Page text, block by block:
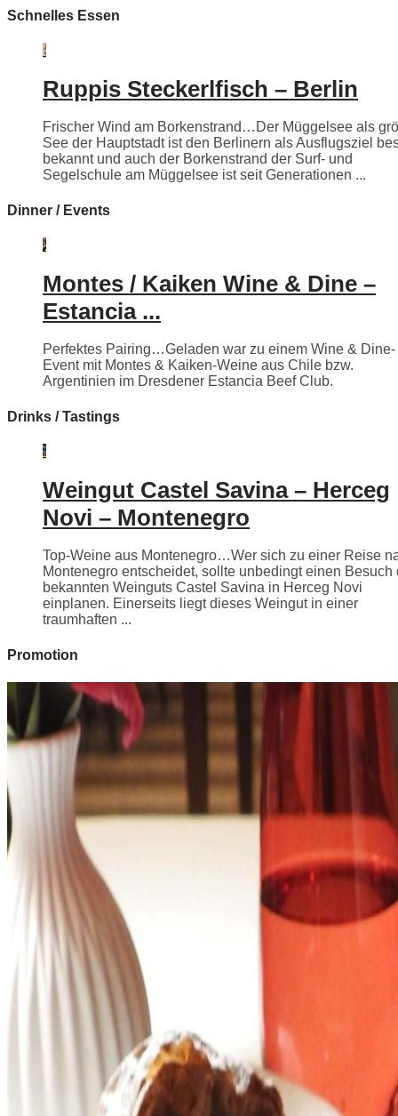
Schnelles Essen
Ruppis Steckerlfisch – Berlin
Frischer Wind am Borkenstrand…Der Müggelsee als
See der Hauptstadt ist den Berlinern als Ausflugsziel
bekannt und auch der Borkenstrand der Surf- und
Segelschule am Müggelsee ist seit Generationen ...
Dinner / Events
Montes / Kaiken Wine & Dine –
Estancia ...
Perfektes Pairing…Geladen war zu einem Wine & Dine-
Event mit Montes & Kaiken-Weine aus Chile bzw.
Argentinien im Dresdener Estancia Beef Club.
Drinks / Tastings
Weingut Castel Savina – Herceg
Novi – Montenegro
Top-Weine aus Montenegro…Wer sich zu einer Reise
Montenegro entscheidet, sollte unbedingt einen Besuch
bekannten Weinguts Castel Savina in Herceg Novi
einplanen. Einerseits liegt dieses Weingut in einer
traumhaften ...
Promotion